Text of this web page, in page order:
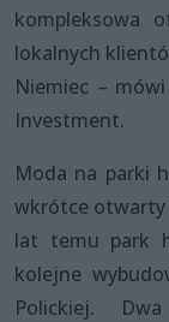
kompleksowa
lokalnych
Niemiec – mówi
Investment.
Moda na parki
wkrótce otwarty
lat temu park
kolejne
Polickiej.